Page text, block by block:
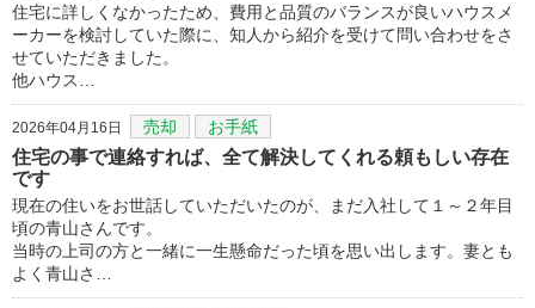
住宅に詳しくなかったため、費用と品質のバランスが良いハウスメ
ーカーを検討していた際に、知人から紹介を受けて問い合わせをさ
せていただきました。
他ハウス…
2026年04月16日 売却 お手紙
住宅の事で連絡すれば、全て解決してくれる頼もしい存在
です
現在の住いをお世話していただいたのが、まだ入社して１～２年目
頃の青山さんです。
当時の上司の方と一緒に一生懸命だった頃を思い出します。妻とも
よく青山さ…